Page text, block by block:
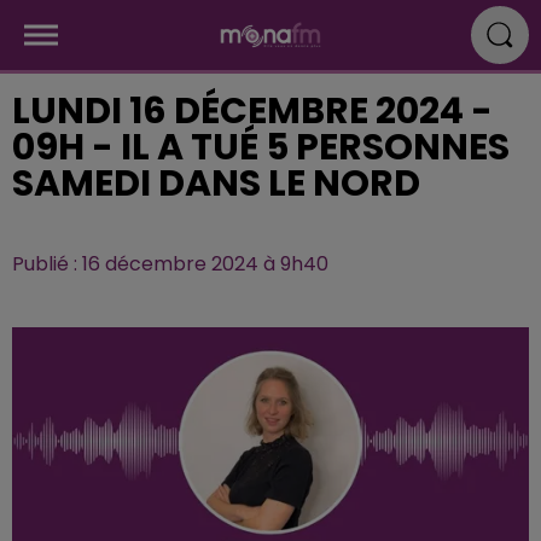
LUNDI 16 DÉCEMBRE 2024 -
09H - IL A TUÉ 5 PERSONNES
SAMEDI DANS LE NORD
Publié : 16 décembre 2024 à 9h40